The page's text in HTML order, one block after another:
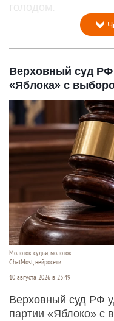
голодом.
Верховный суд РФ
«Яблока» с
Молоток судьи, молоток
ChatMost, нейросети
10 августа 2026 в 23:49
Верховный суд РФ
партии «Яблоко» с